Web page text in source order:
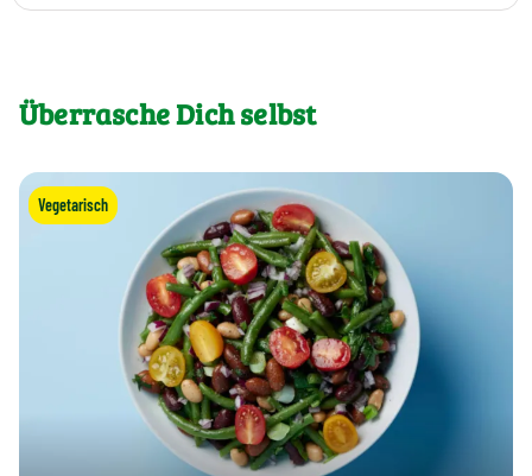
Überrasche Dich selbst
Vegetarisch